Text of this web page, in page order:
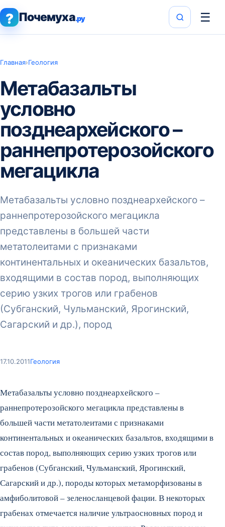
? Почемуха.ру ☰
Главная›Геология
Метабазальты
условно
позднеархейского –
раннепротерозойского
мегацикла
Метабазальты условно позднеархейского –
раннепротерозойского мегацикла
представлены в большей части
метатолеитами с признаками
континентальных и океанических базальтов,
входящими в состав пород, выполняющих
серию узких трогов или грабенов
(Субганский, Чульманский, Ярогинский,
Сагарский и др.), пород
17.10.2011Геология
Метабазальты условно позднеархейского –
раннепротерозойского мегацикла представлены в
большей части метатолеитами с признаками
континентальных и океанических базальтов, входящими в
состав пород, выполняющих серию узких трогов или
грабенов (Субганский, Чульманский, Ярогинский,
Сагарский и др.), породы которых метаморфизованы в
амфиболитовой – зеленосланцевой фации. В некоторых
грабенах отмечается наличие ультраосновных пород и